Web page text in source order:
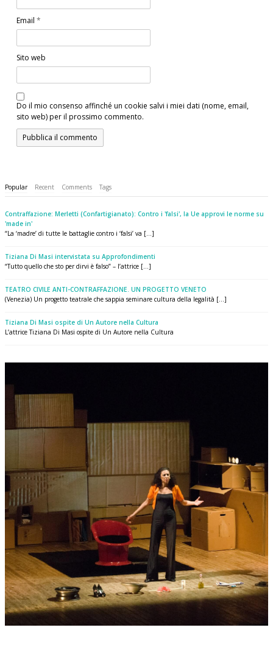
Email *
Sito web
Do il mio consenso affinché un cookie salvi i miei dati (nome, email,
sito web) per il prossimo commento.
Popular Recent Comments Tags
Contraffazione: Merletti (Confartigianato): Contro i 'falsi', la Ue approvi le norme su
'made in'
“La ‘madre’ di tutte le battaglie contro i ‘falsi’ va [...]
Tiziana Di Masi intervistata su Approfondimenti
“Tutto quello che sto per dirvi è falso” – l’attrice [...]
TEATRO CIVILE ANTI-CONTRAFFAZIONE. UN PROGETTO VENETO
(Venezia) Un progetto teatrale che sappia seminare cultura della legalità [...]
Tiziana Di Masi ospite di Un Autore nella Cultura
L’attrice Tiziana Di Masi ospite di Un Autore nella Cultura